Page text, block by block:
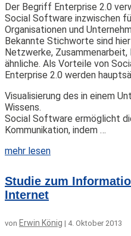
Der Begriff Enterprise 2.0
Social Software inzwischen
Organisationen und
Bekannte Stichworte sind
Netzwerke, Zusammenarbeit,
ähnliche. Als Vorteile von
Enterprise 2.0 werden
Visualisierung des in einem
Wissens.
Social Software ermöglicht
Kommunikation, indem …
mehr lesen
Studie zum
Internet
von Erwin König | 4. Oktober 2013